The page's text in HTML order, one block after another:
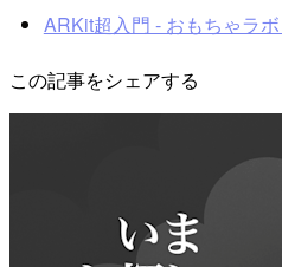
ARKit超入門 - おもちゃラ
この記事をシェアする